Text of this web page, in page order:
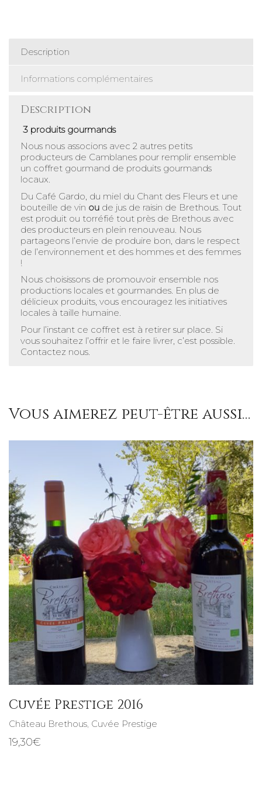
Description
Informations complémentaires
Description
3 produits gourmands
Nous nous associons avec 2 autres petits
producteurs de Camblanes pour remplir ensemble
un coffret gourmand de produits gourmands
locaux.
Du Café Gardo, du miel du Chant des Fleurs et une
bouteille de vin ou de jus de raisin de Brethous. Tout
est produit ou torréfié tout près de Brethous avec
des producteurs en plein renouveau. Nous
partageons l’envie de produire bon, dans le respect
de l’environnement et des hommes et des femmes
!
Nous choisissons de promouvoir ensemble nos
productions locales et gourmandes. En plus de
délicieux produits, vous encouragez les initiatives
locales à taille humaine.
Pour l’instant ce coffret est à retirer sur place. Si
vous souhaitez l’offrir et le faire livrer, c’est possible.
Contactez nous.
Vous aimerez peut-être aussi…
Cuvée Prestige 2016
Château Brethous, Cuvée Prestige
19,30€